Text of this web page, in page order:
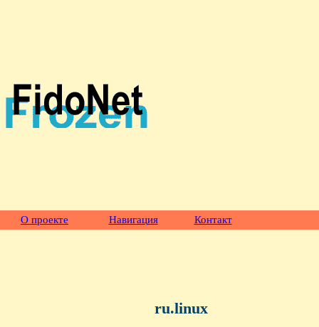
О проекте Навигация Контакт
ru.linux